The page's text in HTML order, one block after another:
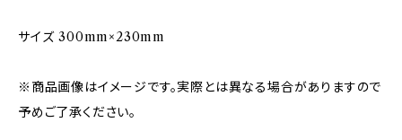
サイズ 300mm×230mm
※商品画像はイメージです。実際とは異なる場合がありますので
予めご了承ください。